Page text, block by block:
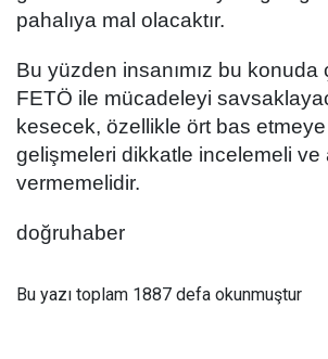
pahalıya mal olacaktır.
Bu yüzden insanımız bu konuda
FETÖ ile mücadeleyi
kesecek, özellikle ört bas
gelişmeleri dikkatle incelemeli ve
vermemelidir.
doğruhaber
Bu yazı toplam 1887 defa okunmuştur